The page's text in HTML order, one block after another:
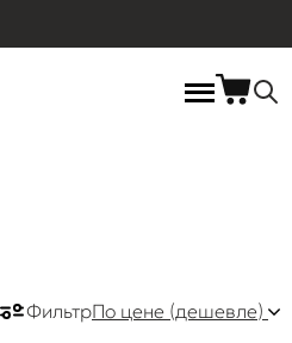
По цене (дешевле)
Фильтр